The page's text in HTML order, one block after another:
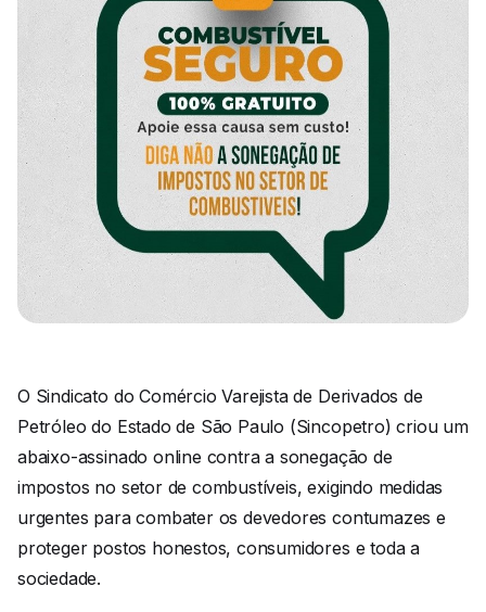
O Sindicato do Comércio Varejista de Derivados de
Petróleo do Estado de São Paulo (Sincopetro) criou um
abaixo-assinado online contra a sonegação de
impostos no setor de combustíveis, exigindo medidas
urgentes para combater os devedores contumazes e
proteger postos honestos, consumidores e toda a
sociedade.